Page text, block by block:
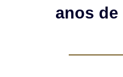
anos de